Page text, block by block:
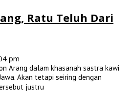
Ratu Teluh Dari
pm
Arang dalam khasanah sastra kawi
Akan tetapi seiring dengan
justru